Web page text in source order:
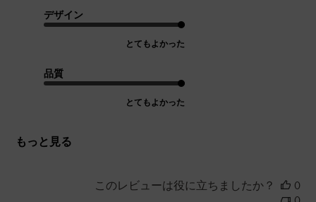
デザイン
とてもよかった
品質
とてもよかった
もっと見る
このレビューは役に立ちましたか？
0